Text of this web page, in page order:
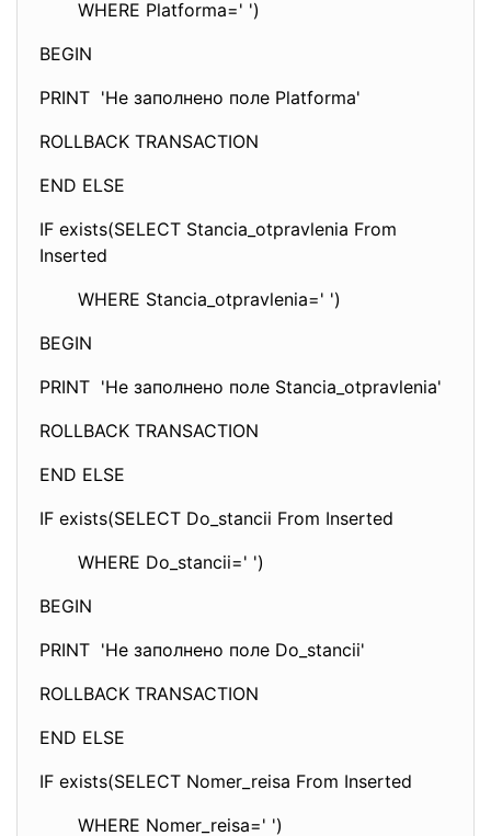
WHERE Platforma=' ')
BEGIN
PRINT 'Не заполнено поле Platforma'
ROLLBACK TRANSACTION
END ELSE
IF exists(SELECT Stancia_otpravlenia From
Inserted
WHERE Stancia_otpravlenia=' ')
BEGIN
PRINT 'Не заполнено поле Stancia_otpravlenia'
ROLLBACK TRANSACTION
END ELSE
IF exists(SELECT Do_stancii From Inserted
WHERE Do_stancii=' ')
BEGIN
PRINT 'Не заполнено поле Do_stancii'
ROLLBACK TRANSACTION
END ELSE
IF exists(SELECT Nomer_reisa From Inserted
WHERE Nomer_reisa=' ')